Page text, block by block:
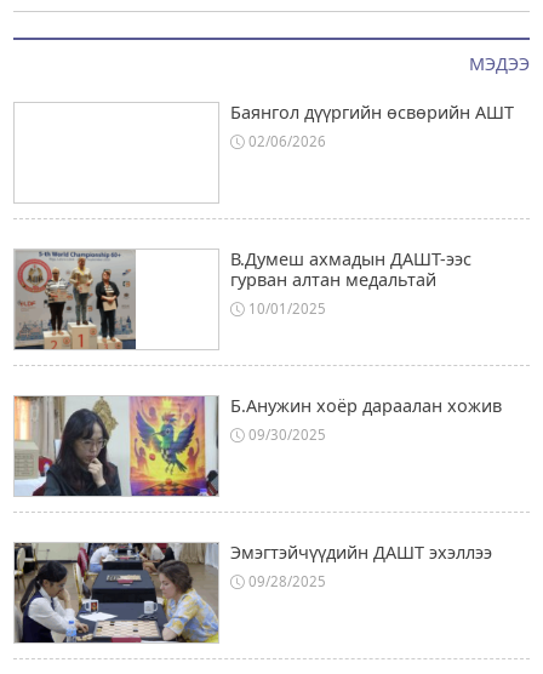
МЭДЭЭ
Баянгол дүүргийн өсвөрийн АШТ
02/06/2026
В.Думеш ахмадын ДАШТ-ээс
гурван алтан медальтай
10/01/2025
Б.Анужин хоёр дараалан хожив
09/30/2025
Эмэгтэйчүүдийн ДАШТ эхэллээ
09/28/2025